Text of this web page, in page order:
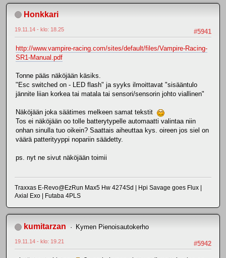
Honkkari
#5941
19.11.14 - klo: 18.25
http://www.vampire-racing.com/sites/default/files/Vampire-Racing-
SR1-Manual.pdf
Tonne pääs näköjään käsiks.
"Esc switched on - LED flash" ja syyks ilmoittavat "sisääntulo
jännite liian korkea tai matala tai sensori/sensorin johto viallinen"
Näköjään joka säätimes melkeen samat tekstit
Tos ei näköjään oo tolle batterytypelle automaatti valintaa niin
onhan sinulla tuo oikein? Saattais aiheuttaa kys. oireen jos siel on
väärä patterityyppi nopariin säädetty.
ps. nyt ne sivut näköjään toimii
Traxxas E-Revo@EzRun Max5 Hw 4274Sd | Hpi Savage goes Flux |
Axial Exo | Futaba 4PLS
kumitarzan Kymen Pienoisautokerho
#5942
19.11.14 - klo: 19.21